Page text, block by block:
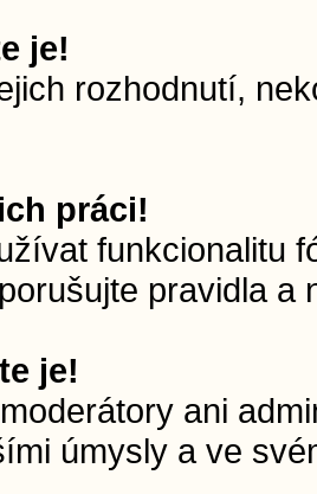
je!
rozhodnutí,
práci!
funkcionalitu
pravidla a
je!
ani
úmysly a ve